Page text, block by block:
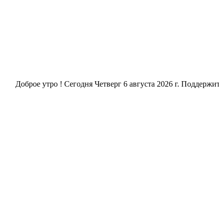
Доброе утро ! СегодняЧетверг 6 августа 2026 г. Поддержите